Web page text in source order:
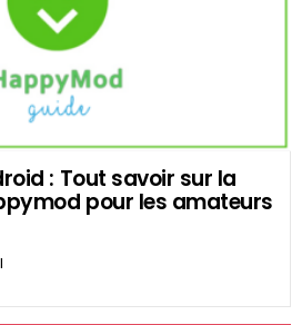
: Tout savoir sur la
pour les amateurs